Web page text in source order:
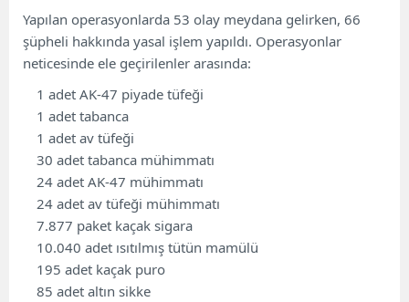
Yapılan operasyonlarda 53 olay meydana gelirken, 66
şüpheli hakkında yasal işlem yapıldı. Operasyonlar
neticesinde ele geçirilenler arasında:
1 adet AK-47 piyade tüfeği
1 adet tabanca
1 adet av tüfeği
30 adet tabanca mühimmatı
24 adet AK-47 mühimmatı
24 adet av tüfeği mühimmatı
7.877 paket kaçak sigara
10.040 adet ısıtılmış tütün mamülü
195 adet kaçak puro
85 adet altın sikke